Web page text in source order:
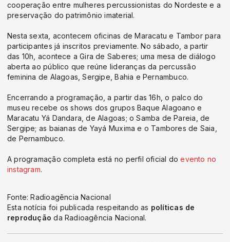
cooperação entre mulheres percussionistas do Nordeste e a
preservação do patrimônio imaterial.
Nesta sexta, acontecem oficinas de Maracatu e Tambor para
participantes já inscritos previamente. No sábado, a partir
das 10h, acontece a Gira de Saberes; uma mesa de diálogo
aberta ao público que reúne lideranças da percussão
feminina de Alagoas, Sergipe, Bahia e Pernambuco.
Encerrando a programação, a partir das 16h, o palco do
museu recebe os shows dos grupos Baque Alagoano e
Maracatu Yá Dandara, de Alagoas; o Samba de Pareia, de
Sergipe; as baianas de Yayá Muxima e o Tambores de Saia,
de Pernambuco.
A programação completa está no perfil oficial doevento no
instagram.
Fonte: Radioagência Nacional
Esta notícia foi publicada respeitando as políticas de
reprodução da Radioagência Nacional.